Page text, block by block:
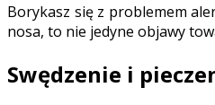
Borykasz się z problemem
nosa, to nie jedyne objawy
Swędzenie i